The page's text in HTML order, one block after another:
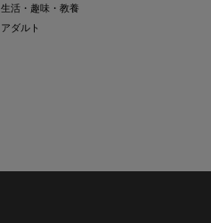
生活・趣味・教養
アダルト